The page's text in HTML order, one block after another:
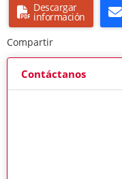
Descargar
información
Compartir
Contáctanos